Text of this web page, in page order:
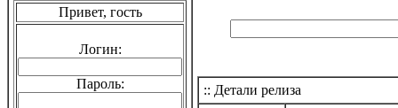
Привет, гость
Логин:
Пароль:
:: Детали релиза